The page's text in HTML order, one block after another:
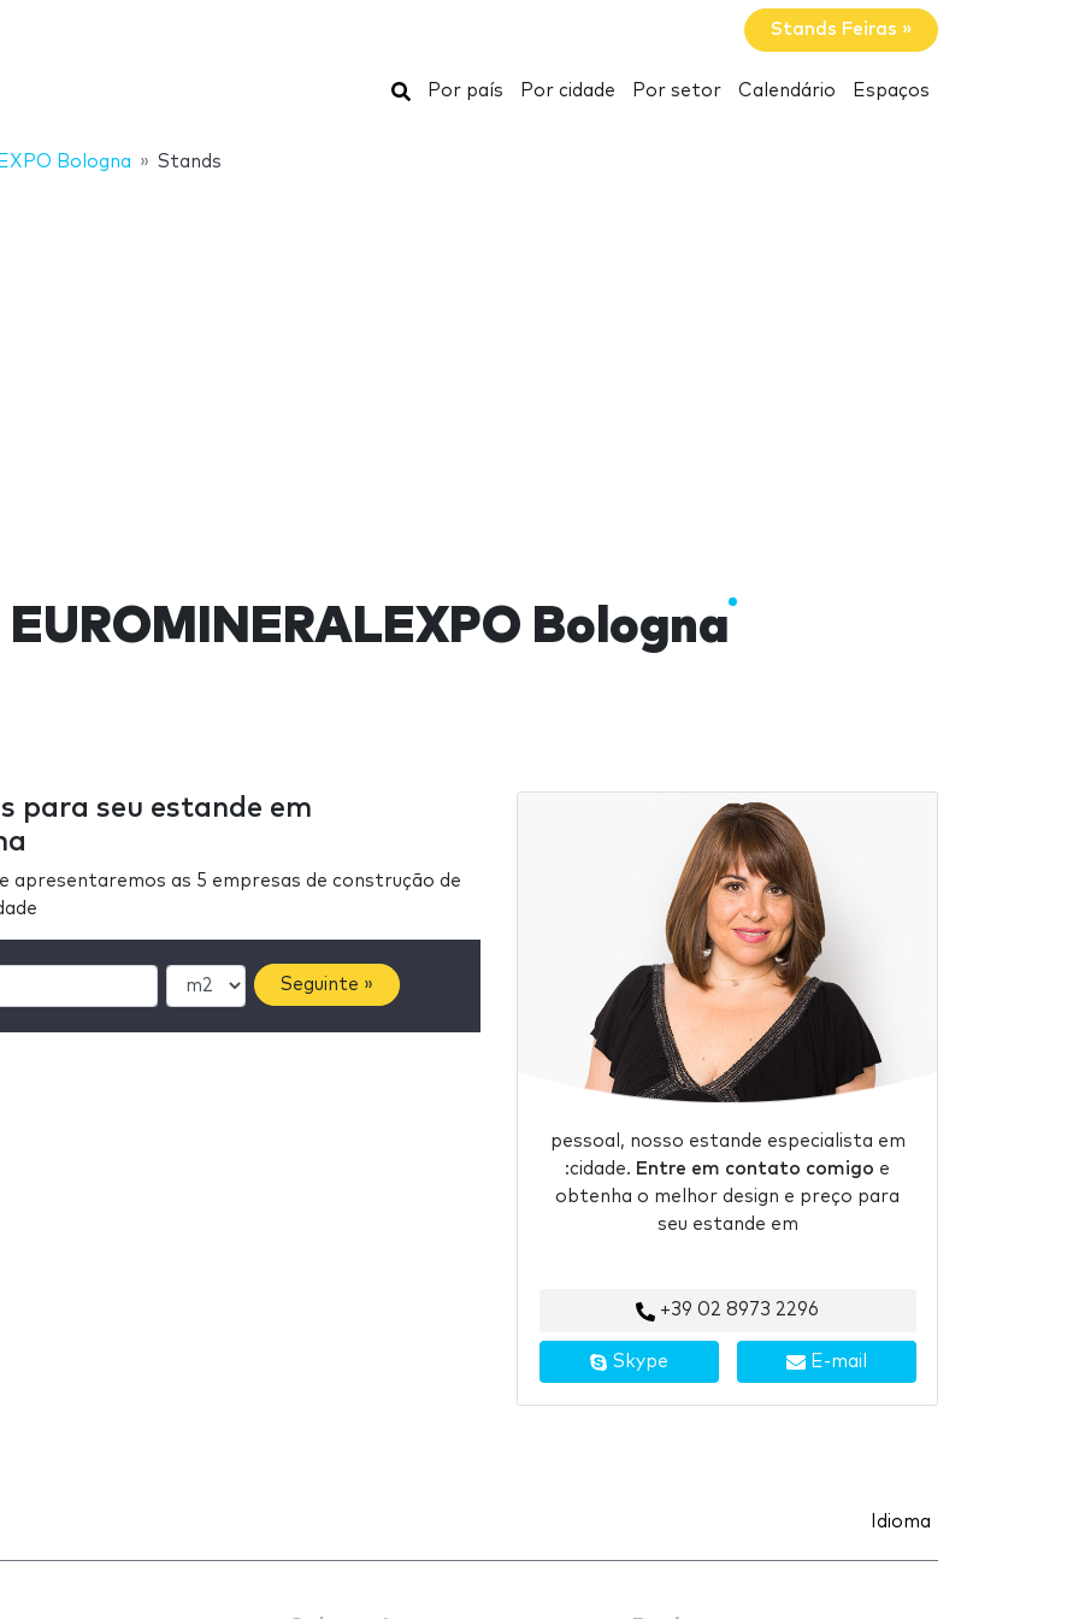
Stands Feiras »
Buscar
Por país Por cidade Por setor Calendário Espaços
Bologna Stands
Bologna
para seu estande em
apresentaremos as 5 empresas de construção de
Seguinte »
pessoal, nosso estande especialista em
:cidade. Entre em contato comigo e
obtenha o melhor design e preço para
seu estande em
+39 02 8973 2296
Skype E-mail
Idioma